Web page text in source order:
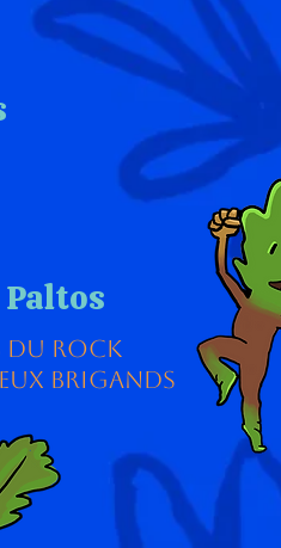
Paltos
du rock
brigands